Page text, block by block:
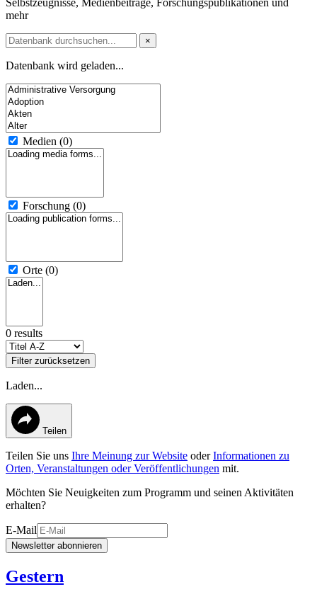
Selbstzeugnisse, Medienbeiträge, Forschungspublikationen und
mehr
×
Datenbank wird geladen...
Medien (0)
Forschung (0)
Orte (0)
0 results
Filter zurücksetzen
Laden...
Teilen
Teilen Sie uns Ihre Meinung zur Website oderInformationen zu
Orten, Veranstaltungen oder Veröffentlichungen mit.
Möchten Sie Neuigkeiten zum Programm und seinen Aktivitäten
erhalten?
E-Mail
Newsletter abonnieren
Gestern